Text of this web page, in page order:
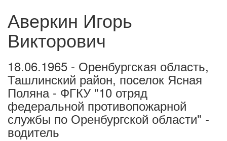
Аверкин Игорь
Викторович
18.06.1965 - Оренбургская область,
Ташлинский район, поселок Ясная
Поляна - ФГКУ "10 отряд
федеральной противопожарной
службы по Оренбургской области" -
водитель